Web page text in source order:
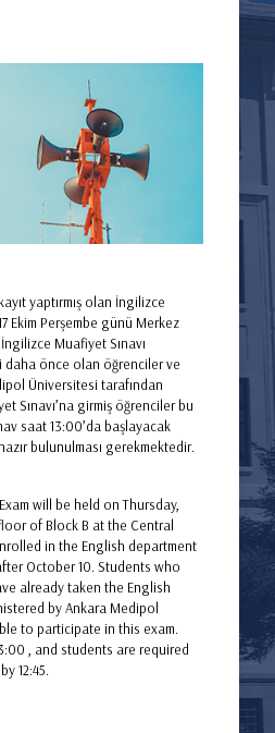
yaptırmış olan İngilizce
Ekim Perşembe günü Merkez
Muafiyet Sınavı
daha önce olan öğrenciler ve
Üniversitesi tarafından
Sınavı’na girmiş öğrenciler bu
saat 13:00’da başlayacak
bulunulması gerekmektedir.
will be held on Thursday,
of Block B at the Central
in the English department
October 10. Students who
already taken the English
by Ankara Medipol
to participate in this exam.
, and students are required
12:45.